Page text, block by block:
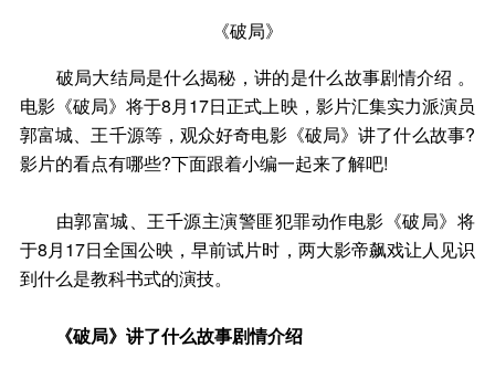
《破局》
破局大结局是什么揭秘，讲的是什么故事剧情介绍 。
电影《破局》将于8月17日正式上映，影片汇集实力派演员
郭富城、王千源等，观众好奇电影《破局》讲了什么故事?
影片的看点有哪些?下面跟着小编一起来了解吧!
由郭富城、王千源主演警匪犯罪动作电影《破局》将
于8月17日全国公映，早前试片时，两大影帝飙戏让人见识
到什么是教科书式的演技。
《破局》讲了什么故事剧情介绍